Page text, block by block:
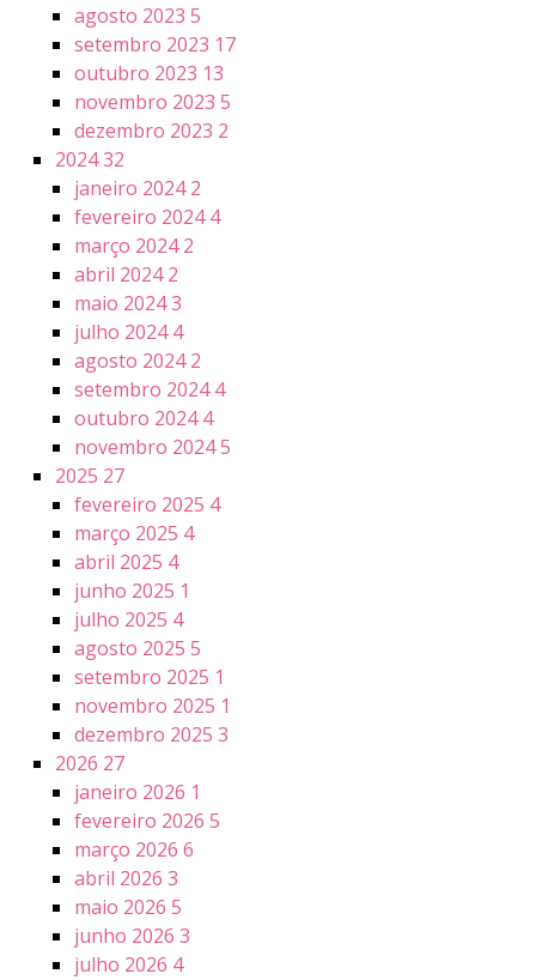
agosto 2023 5
setembro 2023 17
outubro 2023 13
novembro 2023 5
dezembro 2023 2
202432
janeiro 20242
fevereiro 20244
março 20242
abril 20242
maio 20243
julho 20244
agosto 20242
setembro 20244
outubro 20244
novembro 20245
2025 27
fevereiro 2025 4
março 2025 4
abril 2025 4
junho 2025 1
julho 2025 4
agosto 2025 5
setembro 2025 1
novembro 2025 1
dezembro 2025 3
2026 27
janeiro 2026 1
fevereiro 2026 5
março 2026 6
abril 2026 3
maio 2026 5
junho 2026 3
julho 2026 4